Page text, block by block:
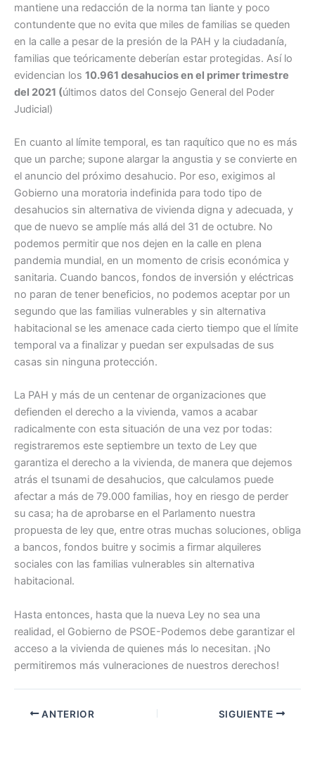
mantiene una redacción de la norma tan liante y poco
contundente que no evita que miles de familias se queden
en la calle a pesar de la presión de la PAH y la ciudadanía,
familias que teóricamente deberían estar protegidas. Así lo
evidencian los 10.961 desahucios en el primer trimestre
del 2021 (últimos datos del Consejo General del Poder
Judicial)
En cuanto al límite temporal, es tan raquítico que no es más
que un parche; supone alargar la angustia y se convierte en
el anuncio del próximo desahucio. Por eso, exigimos al
Gobierno una moratoria indefinida para todo tipo de
desahucios sin alternativa de vivienda digna y adecuada, y
que de nuevo se amplíe más allá del 31 de octubre. No
podemos permitir que nos dejen en la calle en plena
pandemia mundial, en un momento de crisis económica y
sanitaria. Cuando bancos, fondos de inversión y eléctricas
no paran de tener beneficios, no podemos aceptar por un
segundo que las familias vulnerables y sin alternativa
habitacional se les amenace cada cierto tiempo que el límite
temporal va a finalizar y puedan ser expulsadas de sus
casas sin ninguna protección.
La PAH y más de un centenar de organizaciones que
defienden el derecho a la vivienda, vamos a acabar
radicalmente con esta situación de una vez por todas:
registraremos este septiembre un texto de Ley que
garantiza el derecho a la vivienda, de manera que dejemos
atrás el tsunami de desahucios, que calculamos puede
afectar a más de 79.000 familias, hoy en riesgo de perder
su casa; ha de aprobarse en el Parlamento nuestra
propuesta de ley que, entre otras muchas soluciones, obliga
a bancos, fondos buitre y socimis a firmar alquileres
sociales con las familias vulnerables sin alternativa
habitacional.
Hasta entonces, hasta que la nueva Ley no sea una
realidad, el Gobierno de PSOE-Podemos debe garantizar el
acceso a la vivienda de quienes más lo necesitan. ¡No
permitiremos más vulneraciones de nuestros derechos!
ANTERIOR SIGUIENTE